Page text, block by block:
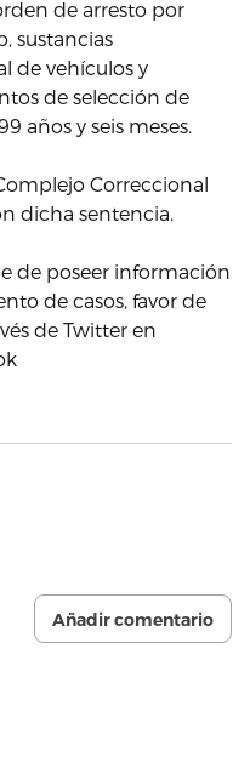
de arresto por
sustancias
de vehículos y
de selección de
años y seis meses.
Correccional
dicha sentencia.
de poseer información
de casos, favor de
de Twitter en
Añadir comentario